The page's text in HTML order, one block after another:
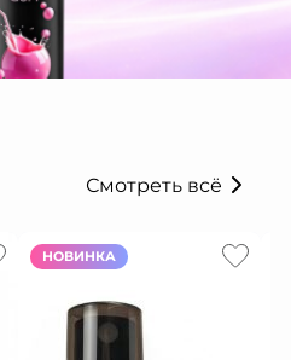
Смотреть всё
НОВИНКА